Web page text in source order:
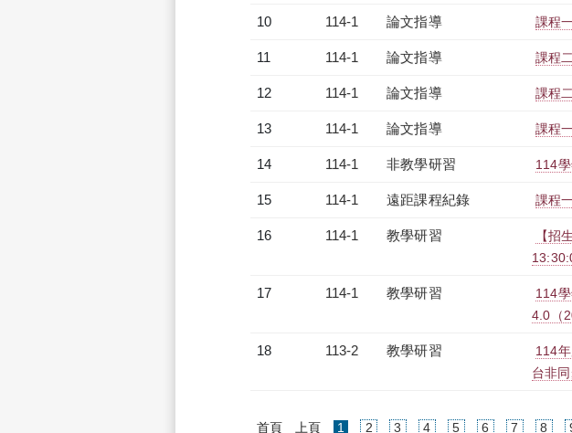
10 114-1 論文指導 課程
11 114-1 論文指導 課程
12 114-1 論文指導 課程
13 114-1 論文指導 課程
14 114-1 非教學研習 114
15 114-1 遠距課程紀錄 課程
16 114-1 教學研習
【招
17 114-1 教學研習
114
4.0（
18 113-2 教學研習
114
台非
首頁 上頁 1 (current)
2 3 4 5 6 7 8